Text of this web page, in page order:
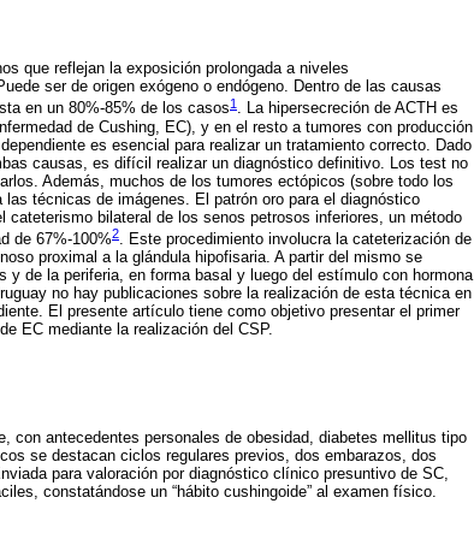
que reflejan la exposición prolongada a niveles
ser de origen exógeno o endógeno. Dentro de las causas
en un 80%-85% de los casos1 . La hipersecreción de ACTH es
de Cushing, EC), y en el resto a tumores con producción
es esencial para realizar un tratamiento correcto. Dado
causas, es difícil realizar un diagnóstico definitivo. Los test no
Además, muchos de los tumores ectópicos (sobre todo los
técnicas de imágenes. El patrón oro para el diagnóstico
bilateral de los senos petrosos inferiores, un método
de 67%-100%2. Este procedimiento involucra la cateterización de
proximal a la glándula hipofisaria. A partir del mismo se
de la periferia, en forma basal y luego del estímulo con hormona
no hay publicaciones sobre la realización de esta técnica en
El presente artículo tiene como objetivo presentar el primer
EC mediante la realización del CSP.
con antecedentes personales de obesidad, diabetes mellitus tipo
se destacan ciclos regulares previos, dos embarazos, dos
para valoración por diagnóstico clínico presuntivo de SC,
constatándose un “hábito cushingoide” al examen físico.